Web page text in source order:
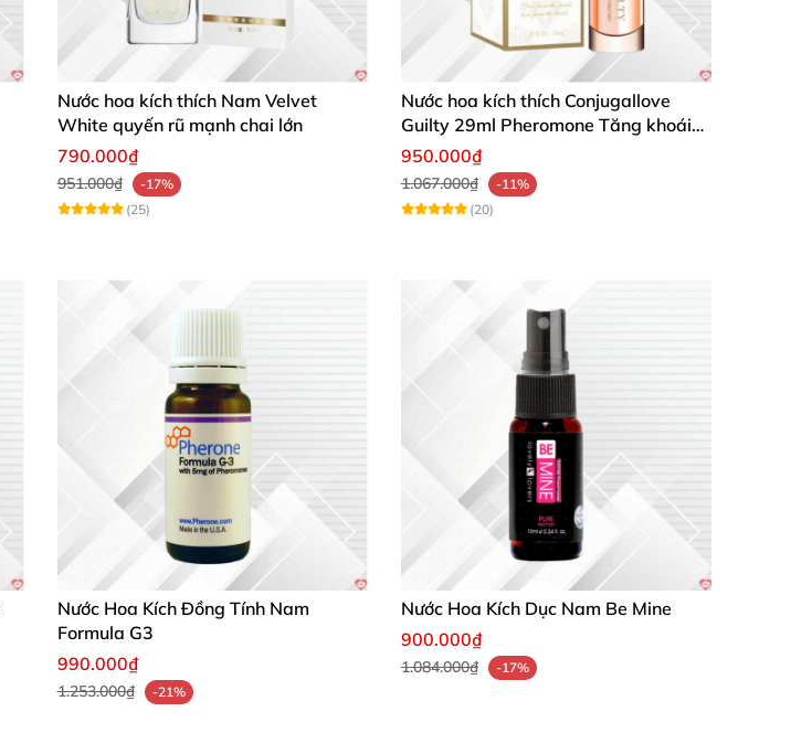
Nước hoa kích thích Nam Velvet
White quyến rũ mạnh chai lớn
790.000₫
951.000₫
-17%
(25)
Nước hoa kích thích Conjugallove
Guilty 29ml Pheromone Tăng khoái
cảm Mạnh mẽ
950.000₫
1.067.000₫
-11%
(20)
Nước Hoa Kích Đồng Tính Nam
Formula G3
990.000₫
1.253.000₫ -21%
Nước Hoa Kích Dục Nam Be Mine
900.000₫
1.084.000₫ -17%